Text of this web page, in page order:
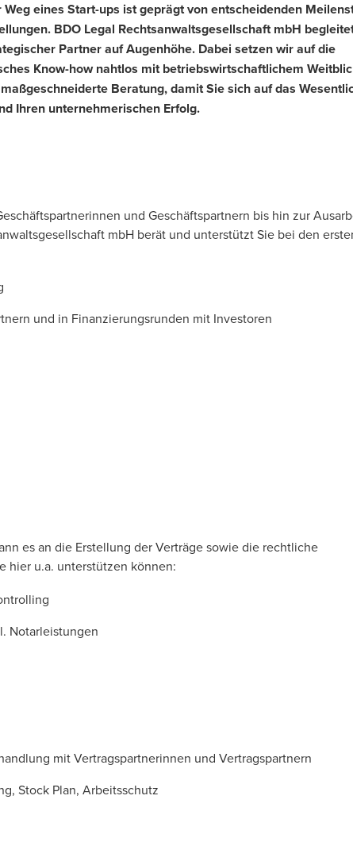
eines Start-ups ist geprägt von entscheidenden
BDO Legal Rechtsanwaltsgesellschaft mbH
Partner auf Augenhöhe. Dabei setzen wir auf die
Know-how nahtlos mit betriebswirtschaftlichem
Beratung, damit Sie sich auf das
Ihren unternehmerischen Erfolg.
und Geschäftspartnern bis hin zur
mbH berät und unterstützt Sie bei den
und in Finanzierungsrunden mit Investoren
es an die Erstellung der Verträge sowie die rechtliche
hier u.a. unterstützen können:
Notarleistungen
mit Vertragspartnerinnen und Vertragspartnern
Stock Plan, Arbeitsschutz